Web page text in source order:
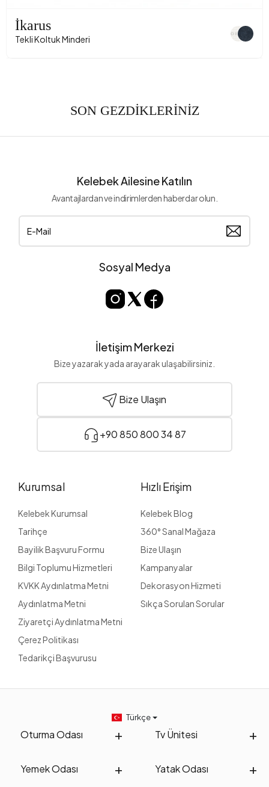
İkarus
Tekli Koltuk Minderi
SON GEZDİKLERİNİZ
Kelebek Ailesine Katılın
Avantajlardan ve indirimlerden haberdar olun.
Sosyal Medya
İletişim Merkezi
Bize yazarak yada arayarak ulaşabilirsiniz.
Bize Ulaşın
+90 850 800 34 87
Kurumsal
Kelebek Kurumsal
Tarihçe
Bayilik Başvuru Formu
Bilgi Toplumu Hizmetleri
KVKK Aydınlatma Metni
Aydınlatma Metni
Ziyaretçi Aydınlatma Metni
Çerez Politikası
Tedarikçi Başvurusu
Hızlı Erişim
Kelebek Blog
360° Sanal Mağaza
Bize Ulaşın
Kampanyalar
Dekorasyon Hizmeti
Sıkça Sorulan Sorular
Oturma Odası Tv Ünitesi
Yemek Odası Yatak Odası
Türkçe